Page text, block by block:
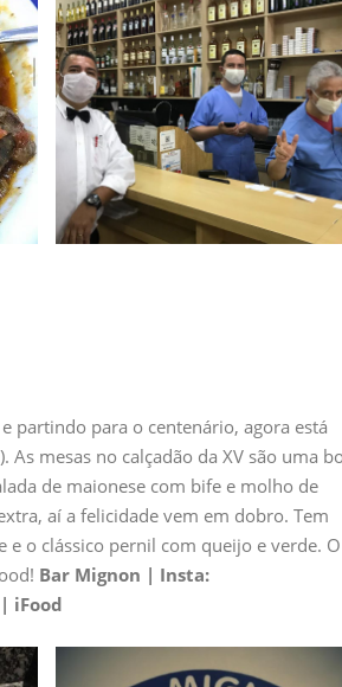
partindo para o centenário, agora está
mesas no calçadão da XV são uma
de maionese com bife e molho de
aí a felicidade vem em dobro. Tem
o clássico pernil com queijo e verde. O
Bar Mignon | Insta:
iFood